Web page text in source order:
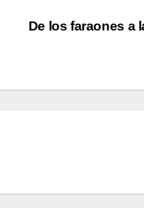
De los faraones a